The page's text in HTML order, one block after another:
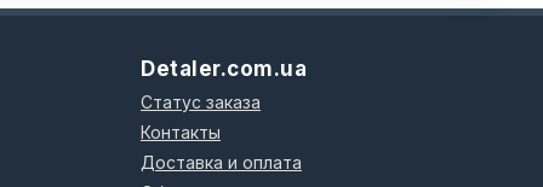
Detaler.com.ua
Статус заказа
Контакты
Доставка и оплата